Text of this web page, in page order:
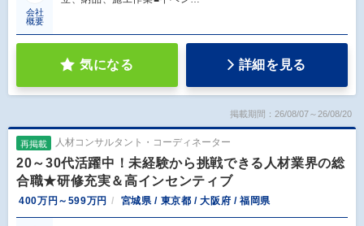
会社
概要
気になる 詳細を見る
掲載期間：26/08/07～26/08/20
再掲載 人材コンサルタント・コーディネーター
20～30代活躍中！未経験から挑戦できる人材業界の総
合職★研修充実＆高インセンティブ
400万円～599万円 宮城県 / 東京都 / 大阪府 / 福岡県